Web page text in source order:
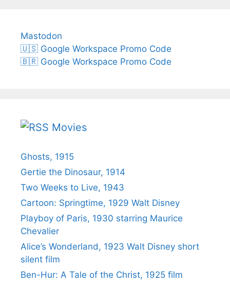
Mastodon
🇺🇸 Google Workspace Promo Code
🇧🇷 Google Workspace Promo Code
Movies
Ghosts, 1915
Gertie the Dinosaur, 1914
Two Weeks to Live, 1943
Cartoon: Springtime, 1929 Walt Disney
Playboy of Paris, 1930 starring Maurice
Chevalier
Alice’s Wonderland, 1923 Walt Disney short
silent film
Ben-Hur: A Tale of the Christ, 1925 film